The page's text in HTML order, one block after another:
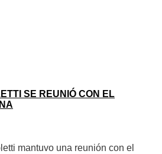
SE REUNIÓ CON EL
mantuvo una reunión con el